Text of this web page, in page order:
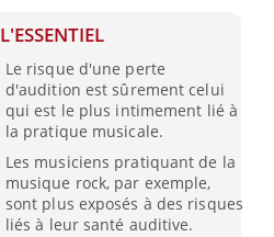
L'ESSENTIEL
Le risque d'une perte
d'audition est sûrement celui
qui est le plus intimement lié à
la pratique musicale.
Les musiciens pratiquant de la
musique rock, par exemple,
sont plus exposés à des risques
liés à leur santé auditive.